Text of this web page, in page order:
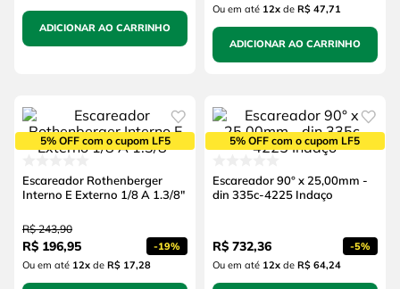
ADICIONAR AO CARRINHO
Ou em até 12xde R$ 47,71
ADICIONAR AO CARRINHO
5% OFF com o cupom LF5
Escareador Rothenberger
Interno E Externo 1/8 A 1.3/8"
R$ 243,90
R$ 196,95 -19%
Ou em até 12xde R$ 17,28
5% OFF com o cupom LF5
Escareador 90° x 25,00mm -
din 335c-4225 Indaço
R$ 732,36 -5%
Ou em até 12xde R$ 64,24